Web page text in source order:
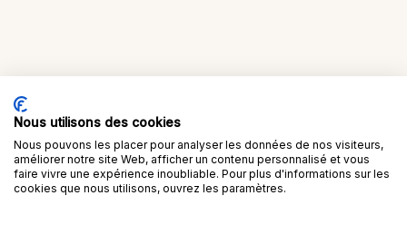
Nous utilisons des cookies
Nous pouvons les placer pour analyser les données de nos visiteurs,
améliorer notre site Web, afficher un contenu personnalisé et vous
faire vivre une expérience inoubliable. Pour plus d'informations sur les
cookies que nous utilisons, ouvrez les paramètres.